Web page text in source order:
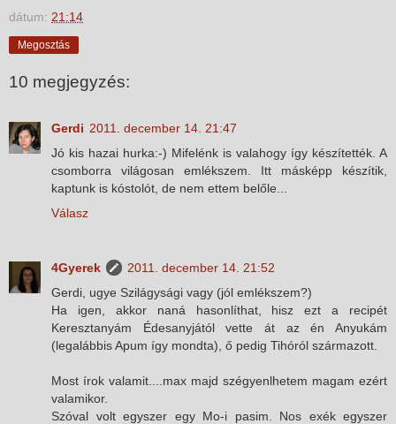
dátum: 21:14
Megosztás
10 megjegyzés:
Gerdi 2011. december 14. 21:47
Jó kis hazai hurka:-) Mifelénk is valahogy így készítették. A
csomborra világosan emlékszem. Itt másképp készítik,
kaptunk is kóstolót, de nem ettem belőle...
Válasz
4Gyerek
2011. december 14. 21:52
Gerdi, ugye Szilágysági vagy (jól emlékszem?)
Ha igen, akkor naná hasonlíthat, hisz ezt a recipét
Keresztanyám Édesanyjától vette át az én Anyukám
(legalábbis Apum így mondta), ő pedig Tihóról származott.
Most írok valamit....max majd szégyenlhetem magam ezért
valamikor.
Szóval volt egyszer egy Mo-i pasim. Nos exék egyszer